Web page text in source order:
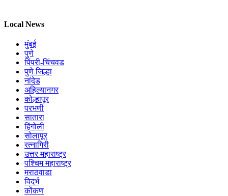
Local News
मुंबई
पुणे
पिंपरी-चिंचवड
पुणे जिल्हा
नांदेड
अहिल्यानगर
कोल्हापूर
परभणी
सातारा
हिंगोली
सोलापूर
रत्नागिरी
उत्तर महाराष्ट्र
पश्चिम महाराष्ट्र
मराठवाडा
विदर्भ
कोंकण